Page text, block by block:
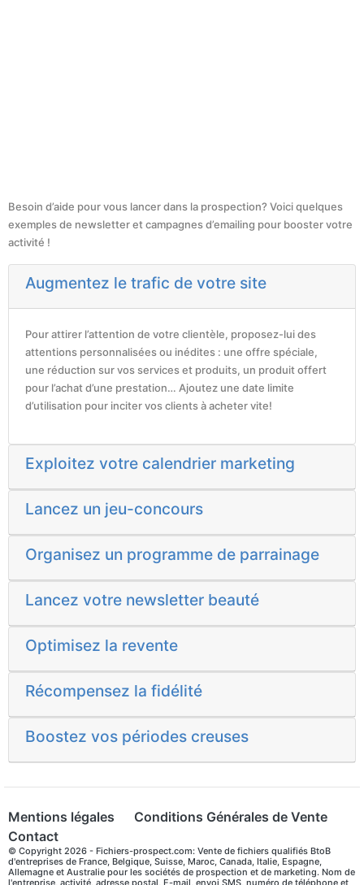
Besoin d’aide pour vous lancer dans la prospection? Voici quelques
exemples de newsletter et campagnes d’emailing pour booster votre
activité !
Augmentez le trafic de votre site
Pour attirer l’attention de votre clientèle, proposez-lui des
attentions personnalisées ou inédites : une offre spéciale,
une réduction sur vos services et produits, un produit offert
pour l’achat d’une prestation… Ajoutez une date limite
d’utilisation pour inciter vos clients à acheter vite!
Exploitez votre calendrier marketing
Lancez un jeu-concours
Organisez un programme de parrainage
Lancez votre newsletter beauté
Optimisez la revente
Récompensez la fidélité
Boostez vos périodes creuses
Mentions légales
Conditions Générales de Vente
Contact
© Copyright 2026 - Fichiers-prospect.com: Vente de fichiers qualifiés BtoB
d'entreprises de France, Belgique, Suisse, Maroc, Canada, Italie, Espagne,
Allemagne et Australie pour les sociétés de prospection et de marketing. Nom de